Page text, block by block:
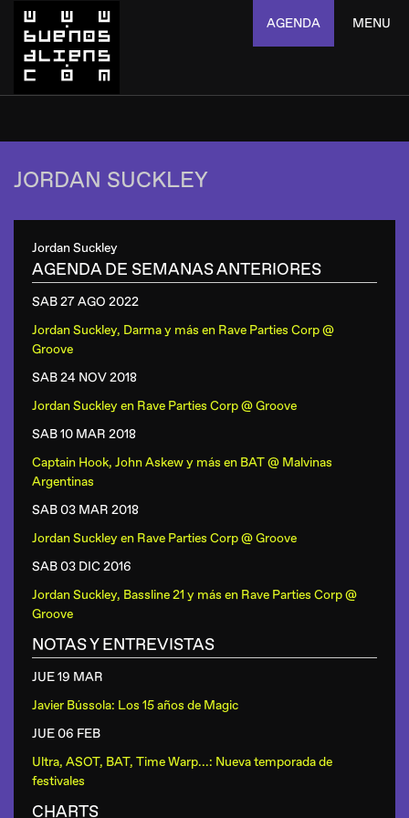
AGENDA MENU
JORDAN SUCKLEY
Jordan Suckley
AGENDA DE SEMANAS ANTERIORES
SAB 27 AGO 2022
Jordan Suckley, Darma y más en Rave Parties Corp @
Groove
SAB 24 NOV2018
Jordan Suckleyen Rave Parties Corp @ Groove
SAB 10 MAR 2018
Captain Hook, John Askew y más en BAT @ Malvinas
Argentinas
SAB 03 MAR 2018
Jordan Suckleyen Rave Parties Corp @ Groove
SAB 03 DIC 2016
Jordan Suckley, Bassline 21 y más en Rave Parties Corp @
Groove
NOTAS Y ENTREVISTAS
JUE 19 MAR
Javier Bússola: Los 15 años de Magic
JUE 06 FEB
Ultra, ASOT, BAT, Time Warp...: Nueva temporada de
festivales
CHARTS